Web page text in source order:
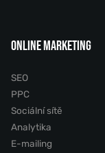
ONLINE MARKETING
SEO
PPC
Sociální sítě
Analytika
E-mailing